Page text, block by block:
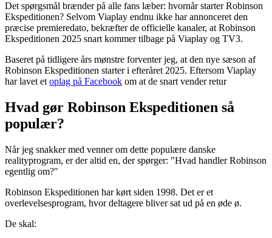
Det spørgsmål brænder på alle fans læber: hvornår starter Robinson
Ekspeditionen? Selvom Viaplay endnu ikke har annonceret den
præcise premieredato, bekræfter de officielle kanaler, at Robinson
Ekspeditionen 2025 snart kommer tilbage på Viaplay og TV3.
Baseret på tidligere års mønstre forventer jeg, at den nye sæson af
Robinson Ekspeditionen starter i efteråret 2025. Eftersom Viaplay
har lavet et oplag på Facebook om at de snart vender retur
Hvad gør Robinson Ekspeditionen så
populær?
Når jeg snakker med venner om dette populære danske
realityprogram, er der altid en, der spørger: "Hvad handler Robinson
egentlig om?"
Robinson Ekspeditionen har kørt siden 1998. Det er et
overlevelsesprogram, hvor deltagere bliver sat ud på en øde ø.
De skal: